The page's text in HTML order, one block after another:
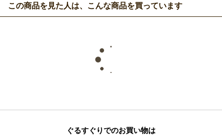
この商品を見た人は、こんな商品を買っています
ぐるすぐりでのお買い物は